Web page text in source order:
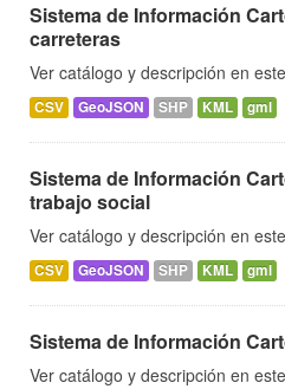
Sistema de Información
carreteras
Ver catálogo y descripción en
CSV GeoJSON SHP KML gml
Sistema de Información
trabajo social
Ver catálogo y descripción en
CSV GeoJSON SHP KML gml
Sistema de Información
Ver catálogo y descripción en